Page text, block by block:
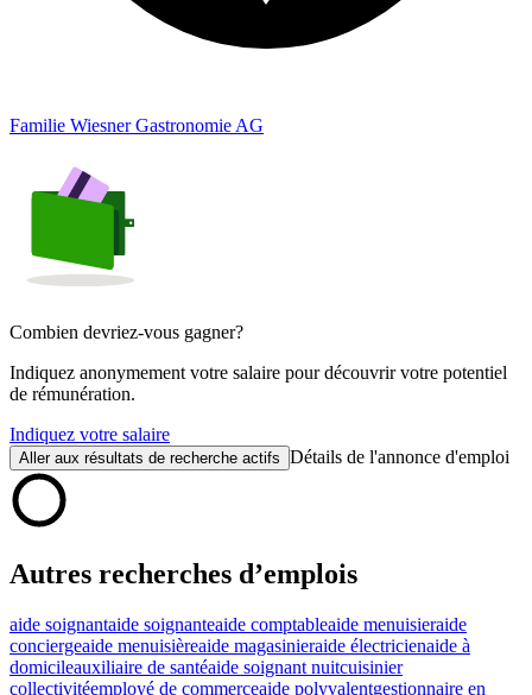
Familie Wiesner Gastronomie AG
Combien devriez-vous gagner?
Indiquez anonymement votre salaire pour découvrir votre potentiel
de rémunération.
Indiquez votre salaire
Aller aux résultats de recherche actifs Détails de l'annonce d'emploi
Autres recherches d’emplois
aide soignantaide soignanteaide comptableaide menuisieraide
conciergeaide menuisièreaide magasinieraide électricienaide à
domicileauxiliaire de santéaide soignant nuitcuisinier
collectivitéemployé de commerceaide polyvalentgestionnaire en